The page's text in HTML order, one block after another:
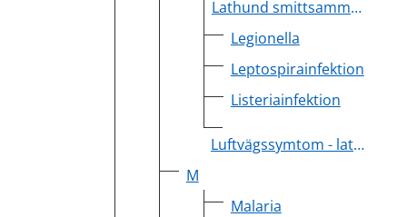
Lathund smittsamma sjukdomar inom öppenvården
Legionella
Leptospirainfektion
Listeriainfektion
Luftvägssymtom - lathund och rutiner
M
Malaria